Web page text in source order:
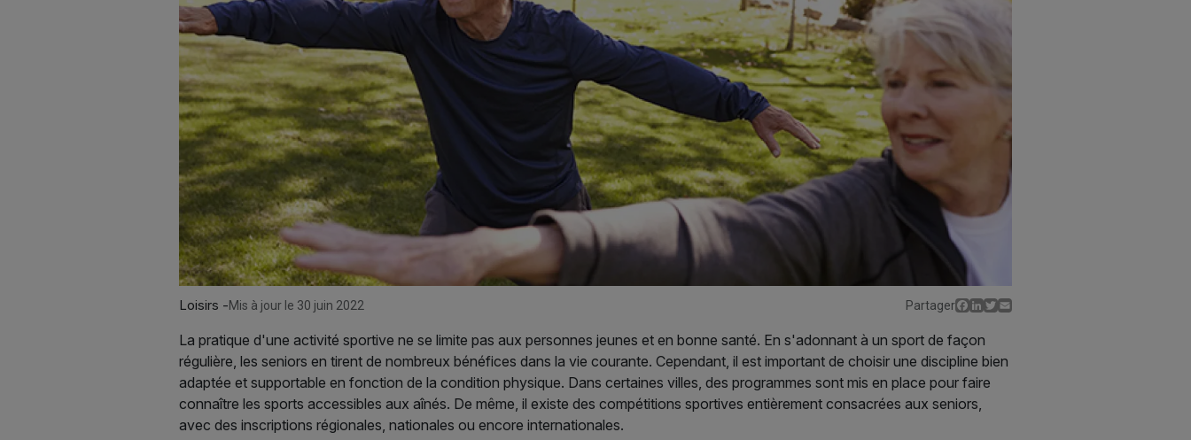
Loisirs -Mis à jour le 30 juin 2022 Partager Facebook
LinkedIn
Twitter
La pratique d'une activité sportive ne se limite pas aux personnes jeunes et en bonne santé. En s'adonnant à un sport de façon
régulière, les seniors en tirent de nombreux bénéfices dans la vie courante. Cependant, il est important de choisir une discipline bien
adaptée et supportable en fonction de la condition physique. Dans certaines villes, des programmes sont mis en place pour faire
connaître les sports accessibles aux aînés. De même, il existe des compétitions sportives entièrement consacrées aux seniors,
avec des inscriptions régionales, nationales ou encore internationales.